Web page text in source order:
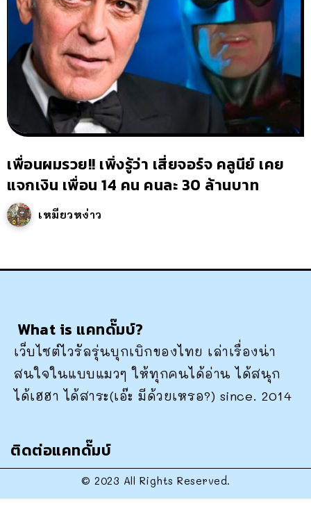
เพื่อนผมรวย!! เพิ่งรู้ว่า เสี่ยจอร์จ คลูนีย์ เคย
แจกเงิน เพื่อน 14 คน คนละ 30 ล้านบาท
เหมียวหง่าว
What is แคทดั๊มบ์?
เว็บไซต์ไวรัลรุ่นบุกเบิกของไทย เล่าเรื่องน่า
สนใจในแบบแมวๆ ให้ทุกคนได้อ่าน ได้สนุก
ได้เฮฮา ได้สาระ(เอ๊ะ มีด้วยเหรอ?) since. 2014
ติดต่อแคทดั๊มบ์
© 2023 All Rights Reserved.